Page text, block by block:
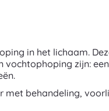
in het lichaam.
zijn:
met behandeling,